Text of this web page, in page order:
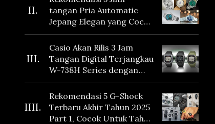
II.
tangan Pria Automatic
Jepang Elegan yang Cocok
Dikoleksi di 2026
III.
Casio Akan Rilis 3 Jam
Tangan Digital Terjangkau
W-738H Series dengan
Masa Baterai 10 Tahun
dan Fitur Vibration
IIII.
Rekomendasi 5 G-Shock
Terbaru Akhir Tahun 2025
Part 1, Cocok Untuk Tahun